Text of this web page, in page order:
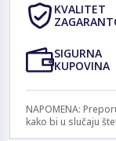
KVALITET
SIGURNA
KUPOVINA
NAPOMENA:
kako bi u slučaju